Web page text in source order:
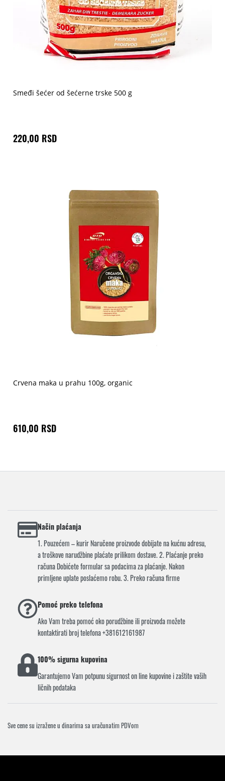
Smeđi šećer od šećerne trske 500 g
220,00 RSD
Crvena maka u prahu 100g, organic
610,00 RSD
Način plaćanja
1. Pouzećem – kurir Naručene proizvode dobijate na kućnu adresu,
a troškove narudžbine plaćate prilikom dostave. 2. Plaćanje preko
računa Dobićete formular sa podacima za plaćanje. Nakon
primljene uplate poslaćemo robu. 3. Preko računa firme
Pomoć preko telefona
Ako Vam treba pomoć oko porudžbine ili proizvoda možete
kontaktirati broj telefona +381612161987
100% sigurna kupovina
Garantujemo Vam potpunu sigurnost on line kupovine i zaštite vaših
ličnih podataka
Sve cene su izražene u dinarima sa uračunatim PDVom